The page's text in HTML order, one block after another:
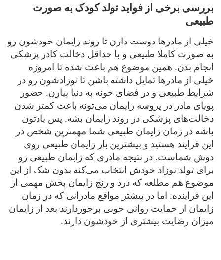
بررسی برخی از فواید تولد کودک به صورت
طبیعی
خیلی از مادرها دوست دارن تا روند زایمان خودشون رو
به صورت کاملا طبیعی و با حداقل دخالت کادر پزشکی
انجام بدن. همین موضوع هم باعث شده تا امروزه
خیلی از مادرها تمایل داشته باشن تا نوزادشون رو در
شرایط طبیعی و در فضای خونه به دنیا بیارن. حضور
پویای مادر در پروسه زایمان می‌تونه باعث کمتر شدن
دخالت‌های پزشکی در روند زایمان بشه. پس یادتون
باشه در زمان زایمان طبیعی شما مهمترین شخص در
این فرایند هستید و بیشترین بار زایمان طبیعی روی
دوش شماست. در نتیجه مادری که زایمان طبیعی رو
برای تولد نوزاد خودش انتخاب می‌کنه بدون شک از این
موضوع هم مطلعه که درد و رنج زایمان بخش مهمی از
این فراینده. اما در بیشتر مواقع مادرانی که در زمان
زایمان از حمایت روانی خوبی برخوردارند بعد از زایمان
میزان رضایت بیشتری از خودشون دارند.